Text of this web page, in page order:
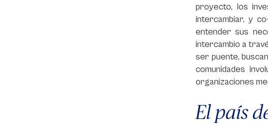
proyecto, los
intercambiar, y
entender sus
intercambio a
ser puente,
comunidades
organizaciones
El país